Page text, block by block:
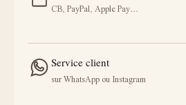
CB, PayPal, Apple Pay…
Service client
sur WhatsApp ou Instagram